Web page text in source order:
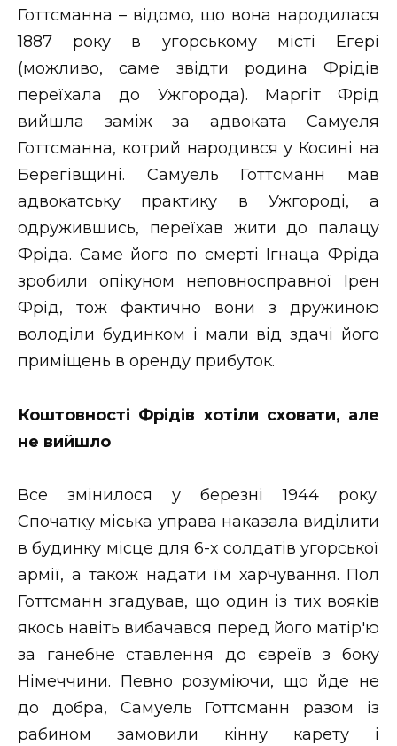
Готтсманна – відомо, що вона народилася
1887 року в угорському місті Егері
(можливо, саме звідти родина Фрідів
переїхала до Ужгорода). Маргіт Фрід
вийшла заміж за адвоката Самуеля
Готтсманна, котрий народився у Косині на
Берегівщині. Самуель Готтсманн мав
адвокатську практику в Ужгороді, а
одружившись, переїхав жити до палацу
Фріда. Саме його по смерті Ігнаца Фріда
зробили опікуном неповносправної Ірен
Фрід, тож фактично вони з дружиною
володіли будинком і мали від здачі його
приміщень в оренду прибуток.
Коштовності Фрідів хотіли сховати, але
не вийшло
Все змінилося у березні 1944 року.
Спочатку міська управа наказала виділити
в будинку місце для 6-х солдатів угорської
армії, а також надати їм харчування. Пол
Готтсманн згадував, що один із тих вояків
якось навіть вибачався перед його матір'ю
за ганебне ставлення до євреїв з боку
Німеччини. Певно розуміючи, що йде не
до добра, Самуель Готтсманн разом із
рабином замовили кінну карету і